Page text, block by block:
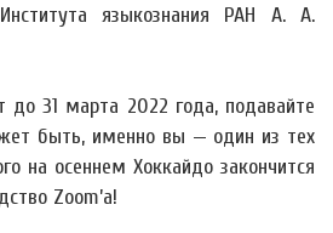
языкознания РАН А. А.
до 31 марта 2022 года, подавайте
быть, именно вы — один из тех
на осеннем Хоккайдо закончится
Zoom’а!